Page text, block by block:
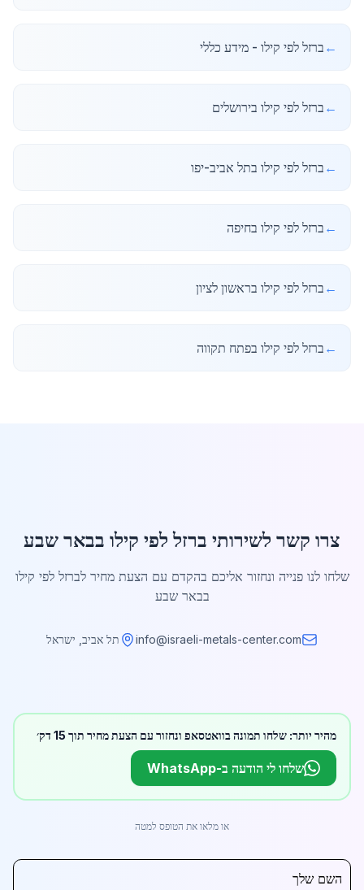
← ברזל לפי קילו - מידע כללי
← ברזל לפי קילו בירושלים
← ברזל לפי קילו בתל אביב-יפו
← ברזל לפי קילו בחיפה
← ברזל לפי קילו בראשון לציון
← ברזל לפי קילו בפתח תקווה
צרו קשר לשירותי ברזל לפי קילו בבאר שבע
שלחו לנו פנייה ונחזור אליכם בהקדם עם הצעת מחיר לברזל לפי קילו
בבאר שבע
info@israeli-metals-center.com תל אביב, ישראל
מהיר יותר: שלחו תמונה בוואטסאפ ונחזור עם הצעת מחיר תוך 15 דק׳
שלחו לי הודעה ב-WhatsApp
או מלאו את הטופס למטה